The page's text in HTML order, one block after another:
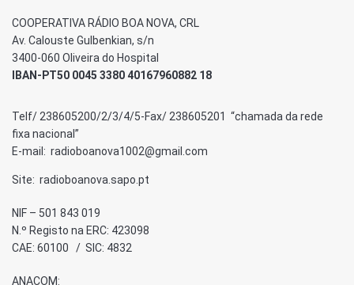
COOPERATIVA RÁDIO BOA NOVA, CRL
Av. Calouste Gulbenkian, s/n
3400-060 Oliveira do Hospital
IBAN-PT50 0045 3380 40167960882 18
Telf/ 238605200/2/3/4/5-Fax/ 238605201 “chamada da rede
fixa nacional”
E-mail: radioboanova1002@gmail.com
Site: radioboanova.sapo.pt
NIF – 501 843 019
N.º Registo na ERC: 423098
CAE: 60100 / SIC: 4832
ANACOM: